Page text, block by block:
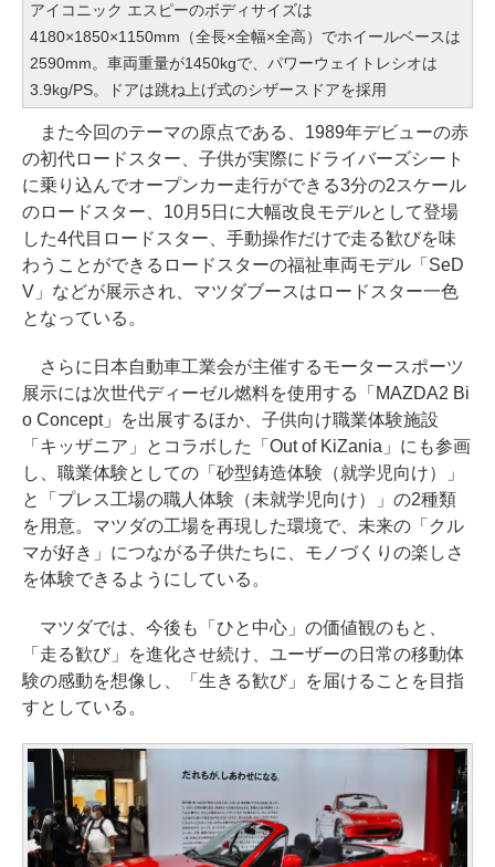
アイコニック エスピーのボディサイズは
4180×1850×1150mm（全長×全幅×全高）でホイールベースは
2590mm。車両重量が1450kgで、パワーウェイトレシオは
3.9kg/PS。ドアは跳ね上げ式のシザースドアを採用
また今回のテーマの原点である、1989年デビューの赤
の初代ロードスター、子供が実際にドライバーズシート
に乗り込んでオープンカー走行ができる3分の2スケール
のロードスター、10月5日に大幅改良モデルとして登場
した4代目ロードスター、手動操作だけで走る歓びを味
わうことができるロードスターの福祉車両モデル「SeD
V」などが展示され、マツダブースはロードスター一色
となっている。
さらに日本自動車工業会が主催するモータースポーツ
展示には次世代ディーゼル燃料を使用する「MAZDA2 Bi
o Concept」を出展するほか、子供向け職業体験施設
「キッザニア」とコラボした「Out of KiZania」にも参画
し、職業体験としての「砂型鋳造体験（就学児向け）」
と「プレス工場の職人体験（未就学児向け）」の2種類
を用意。マツダの工場を再現した環境で、未来の「クル
マが好き」につながる子供たちに、モノづくりの楽しさ
を体験できるようにしている。
マツダでは、今後も「ひと中心」の価値観のもと、
「走る歓び」を進化させ続け、ユーザーの日常の移動体
験の感動を想像し、「生きる歓び」を届けることを目指
すとしている。